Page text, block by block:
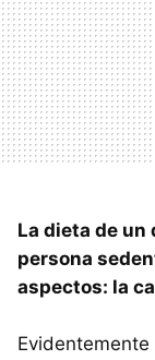
La dieta de
persona
aspectos: la